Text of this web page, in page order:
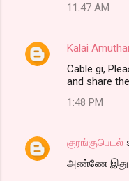
11:47 AM
Kalai
Cable gi,
and share
1:48 PM
குரங்குபெடல்
அண்ணே இது